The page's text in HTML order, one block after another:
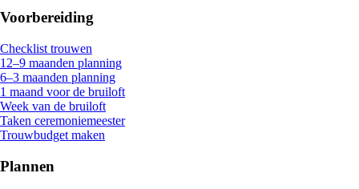
Voorbereiding
Checklist trouwen
12–9 maanden planning
6–3 maanden planning
1 maand voor de bruiloft
Week van de bruiloft
Taken ceremoniemeester
Trouwbudget maken
Plannen